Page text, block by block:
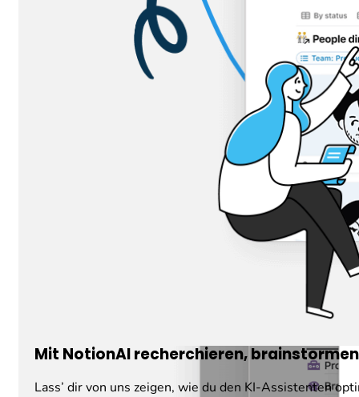
Mit NotionAI recherchieren,
Lass’ dir von uns zeigen, wie du den KI-Assistenten